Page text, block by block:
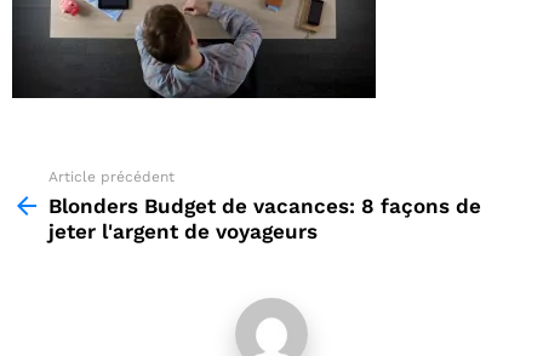
more
Article précédent
Blonders Budget de vacances: 8 façons de
jeter l'argent de voyageurs